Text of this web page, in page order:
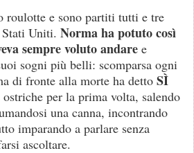
roulotte e sono partiti tutti e tre
Uniti. Norma ha potuto così
sempre voluto andare e
sogni più belli: scomparsa ogni
di fronte alla morte ha detto SÌ
per la prima volta, salendo
una canna, incontrando
imparando a parlare senza
ascoltare.